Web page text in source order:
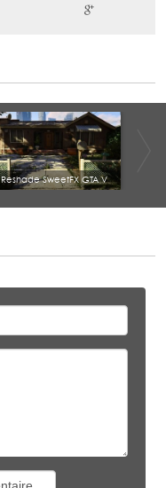
Reshade SweetFX GTA V